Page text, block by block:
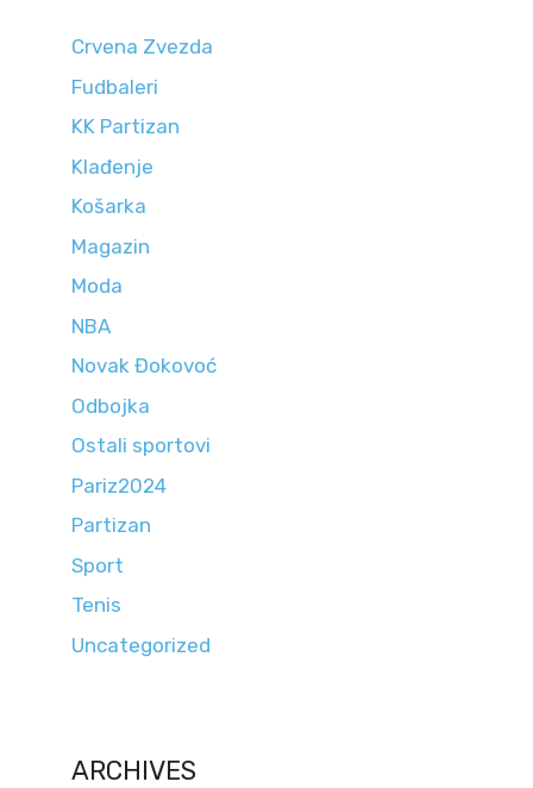
Crvena Zvezda
Fudbaleri
KK Partizan
Klađenje
Košarka
Magazin
Moda
NBA
Novak Đokovoć
Odbojka
Ostali sportovi
Pariz2024
Partizan
Sport
Tenis
Uncategorized
ARCHIVES